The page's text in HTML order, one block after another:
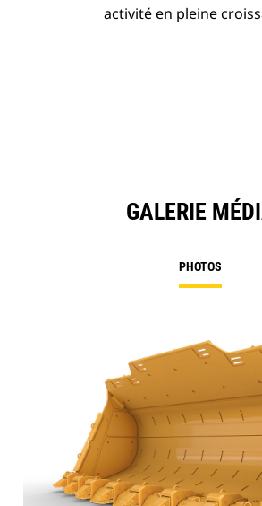
activité en pleine
GALERIE
PHOTOS